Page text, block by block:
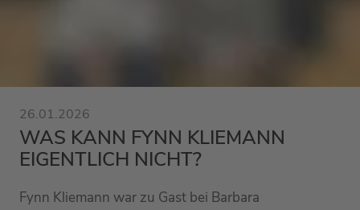
26.01.2026
WAS KANN FYNN KLIEMANN
EIGENTLICH NICHT?
Fynn Kliemann war zu Gast bei Barbara